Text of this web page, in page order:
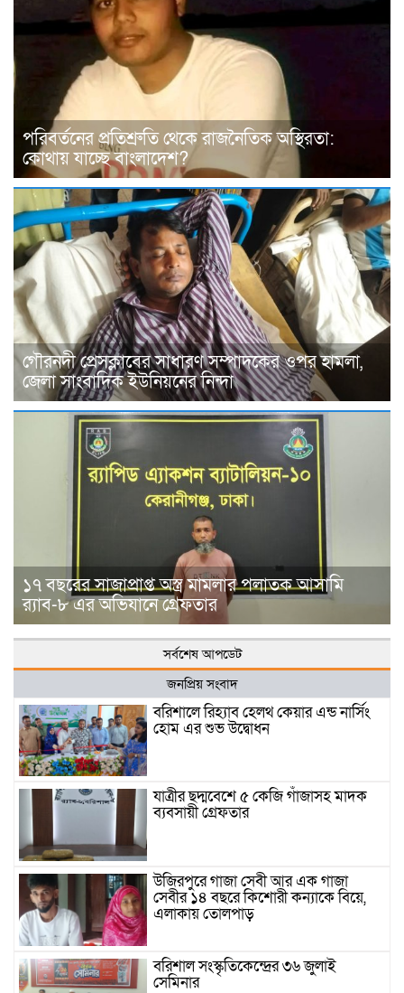
পরিবর্তনের প্রতিশ্রুতি থেকে রাজনৈতিক অস্থিরতা:
কোথায় যাচ্ছে বাংলাদেশ?
গৌরনদী প্রেসক্লাবের সাধারণ সম্পাদকের ওপর হামলা,
জেলা সাংবাদিক ইউনিয়নের নিন্দা
১৭ বছরের সাজাপ্রাপ্ত অস্ত্র মামলার পলাতক আসামি
র‍্যাব-৮ এর অভিযানে গ্রেফতার
সর্বশেষ আপডেট
জনপ্রিয় সংবাদ
বরিশালে রিহ্যাব হেলথ কেয়ার এন্ড নার্সিং
হোম এর শুভ উদ্বোধন
যাত্রীর ছদ্মবেশে ৫ কেজি গাঁজাসহ মাদক
ব্যবসায়ী গ্রেফতার
উজিরপুরে গাজা সেবী আর এক গাজা
সেবীর ১৪ বছরে কিশোরী কন্যাকে বিয়ে,
এলাকায় তোলপাড়
বরিশাল সংস্কৃতিকেন্দ্রের ৩৬ জুলাই
সেমিনার